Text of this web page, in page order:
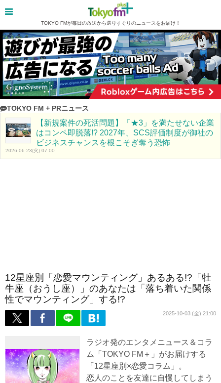
TOKYO FMが毎日の放送から選りすぐりのニュースをお届け！
TOKYO FM + PRニュース
【新規案件の死活問題】「★3」を満たせない企業
はコンペ即脱落!? 2027年、SCS評価制度が御社の
ビジネスチャンスを根こそぎ奪う恐怖
2026-06-23(火) 07:00
12星座別「恋愛マウンティング」あるある!?「牡
牛座（おうし座）」のあなたは「落ち着いた関係
性でマウンティング」する!?
2025-10-03 (金) 21:00
ラジオ発のエンタメニュース＆コラ
ム「TOKYO FM＋」がお届けする
「12星座別×恋愛コラム」。
恋人のことを友達に自慢してしまう